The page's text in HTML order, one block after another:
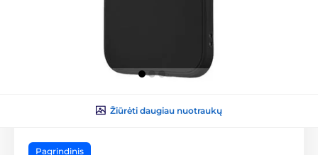
Žiūrėti daugiau nuotraukų
Pagrindinis